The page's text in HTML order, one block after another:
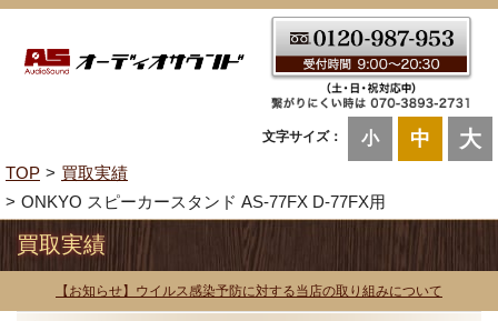
文字サイズ： 小 中 大
TOP
買取実績
ONKYO スピーカースタンド AS-77FX D-77FX用
買取実績
【お知らせ】ウイルス感染予防に対する当店の取り組みについて